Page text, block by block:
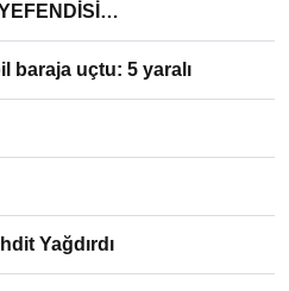
baraja uçtu: 5 yaralı
Yağdırdı